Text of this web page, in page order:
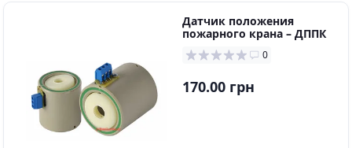
Датчик положения
пожарного крана – ДППК
0
170.00 грн